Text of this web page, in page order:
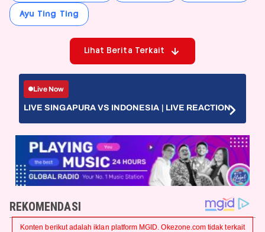
Ayu Ting Ting
Lihat Berita Terkait
Live Now
LIVE SINGAPURA VS INDONESIA | LIVE REACTION